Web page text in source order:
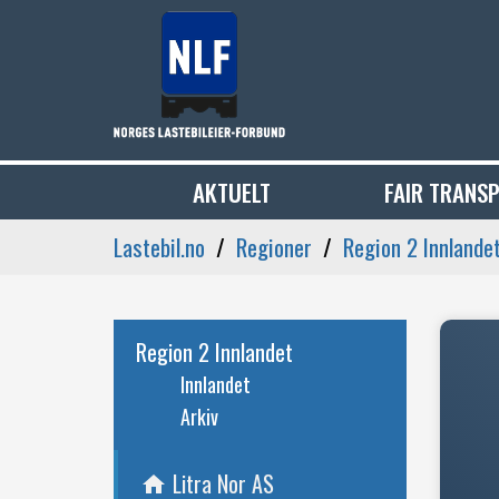
AKTUELT
FAIR
Lastebil.no
Regioner Region 2
Region 2 Innlandet
Innlandet
Arkiv
home Litra Nor AS